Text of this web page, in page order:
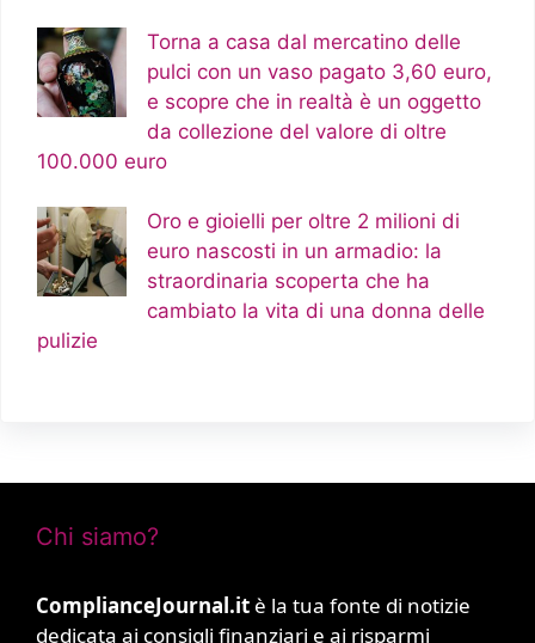
Torna a casa dal mercatino delle
pulci con un vaso pagato 3,60 euro,
e scopre che in realtà è un oggetto
da collezione del valore di oltre
100.000 euro
Oro e gioielli per oltre 2 milioni di
euro nascosti in un armadio: la
straordinaria scoperta che ha
cambiato la vita di una donna delle
pulizie
Chi siamo?
ComplianceJournal.it è la tua fonte di notizie
dedicata ai consigli finanziari e ai risparmi